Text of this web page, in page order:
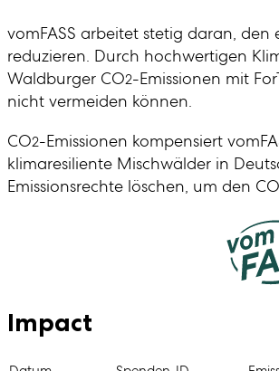
vomFASS arbeitet stetig daran, den
reduzieren. Durch hochwertigen
Waldburger CO2-Emissionen mit
nicht vermeiden können.
CO2-Emissionen kompensiert
klimaresiliente Mischwälder in
Emissionsrechte löschen, um den CO
Impact